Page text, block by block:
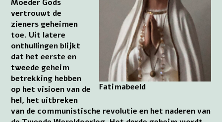
Fatimabeeld
Moeder Gods
vertrouwt de
zieners geheimen
toe. Uit latere
onthullingen blijkt
dat het eerste en
tweede geheim
betrekking hebben
op het visioen van de
hel, het uitbreken
van de communistische revolutie en het naderen van